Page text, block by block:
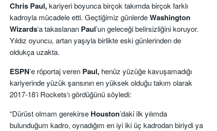
Chris Paul,kariyeri boyunca birçok takımda birçok farklı
kadroyla mücadele etti. Geçtiğimiz günlerdeWashington
Wizards‘a takaslanan Paul’un geleceği belirsizliğini koruyor.
Yıldız oyuncu, artan yaşıyla birlikte eski günlerinden de
oldukça uzakta.
ESPN’e röportaj veren Paul, henüz yüzüğe kavuşamadığı
kariyerinde yüzük şansının en yüksek olduğu takım olarak
2017-18’i Rockets‘ı gördüğünü söyledi:
“Dürüst olmam gerekirse Houston’daki ilk yılımda
bulunduğum kadro, oynadığım en iyi iki üç kadrodan biriydi ya